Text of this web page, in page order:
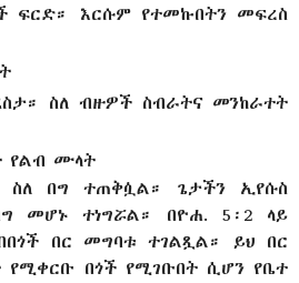
ፍርድ። እርሱም የተመኩበትን መፍረስ
ስለ ብዙዎች ስብራትና መንከራተት
የልብ ሙላት
ስለ በግ ተጠቅሷል። ጌታችን ኢየሱስ
መሆኑ ተነግሯል። በዮሐ. 5፡2 ላይ
በር መግባቱ ተገልጿል። ይህ በር
በጎች የሚገቡበት ሲሆን የቤተ